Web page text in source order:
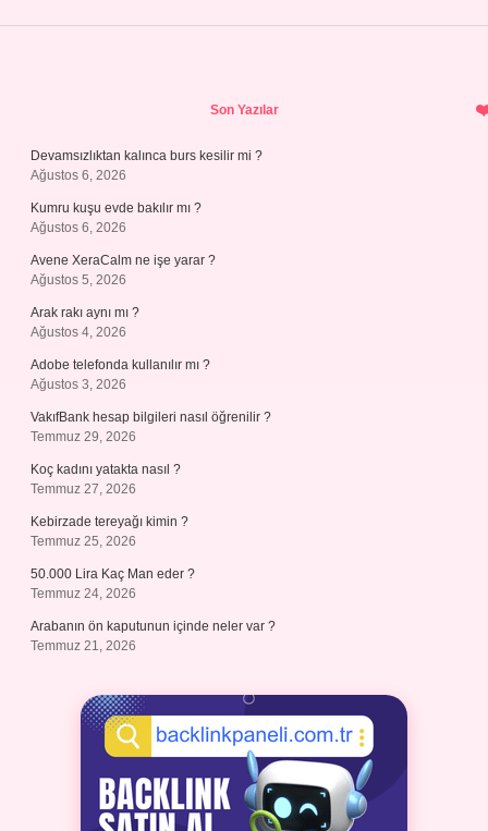
Son Yazılar
Devamsızlıktan kalınca burs kesilir mi ?
Ağustos 6, 2026
Kumru kuşu evde bakılır mı ?
Ağustos 6, 2026
Avene XeraCalm ne işe yarar ?
Ağustos 5, 2026
Arak rakı aynı mı ?
Ağustos 4, 2026
Adobe telefonda kullanılır mı ?
Ağustos 3, 2026
VakıfBank hesap bilgileri nasıl öğrenilir ?
Temmuz 29, 2026
Koç kadını yatakta nasıl ?
Temmuz 27, 2026
Kebirzade tereyağı kimin ?
Temmuz 25, 2026
50.000 Lira Kaç Man eder ?
Temmuz 24, 2026
Arabanın ön kaputunun içinde neler var ?
Temmuz 21, 2026